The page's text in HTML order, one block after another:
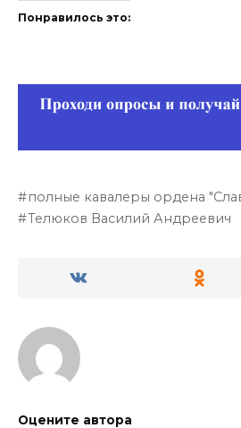
Понравилось это:
полные кавалеры ордена
Телюков Василий Андреевич
Оцените автора